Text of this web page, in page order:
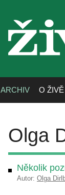
ARCHIV O ŽIVĚ
Olga
Několik
Autor: Olga